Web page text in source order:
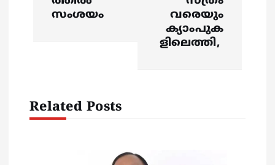
സംശയം
വരെയും
ക്യാംപുക
ളിലെത്തി,
Related Posts